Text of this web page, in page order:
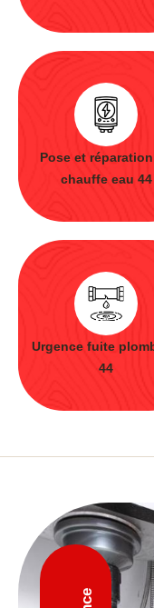
Pose et
chauffe eau 44
Urgence fuite
44